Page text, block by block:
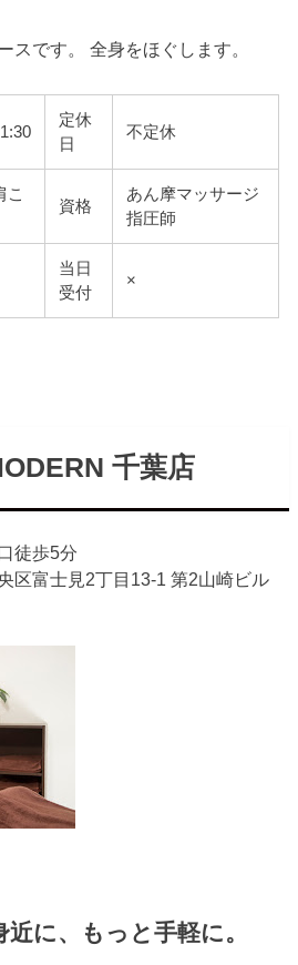
スです。 全身をほぐします。
定休
日
不定休
資格
あん摩マッサージ
指圧師
当日
受付
×
千葉店
徒歩5分
区富士見2丁目13-1 第2山崎ビル
に、もっと手軽に。